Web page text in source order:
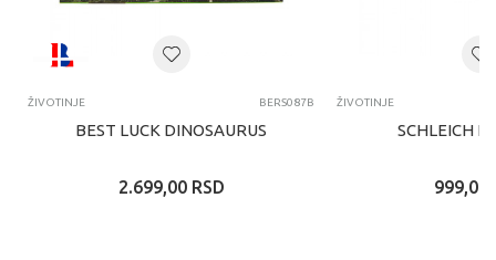
ŽIVOTINJE BERS087B
BEST LUCK DINOSAURUS
2.699,00 RSD
ŽIVOTINJE
SCHLEICH
999,00